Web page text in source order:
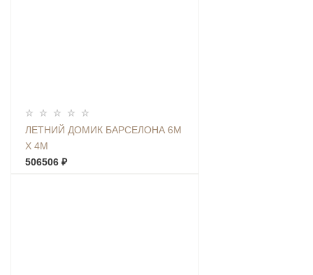
ЛЕТНИЙ ДОМИК БАРСЕЛОНА 6М
Х 4М
506506 ₽